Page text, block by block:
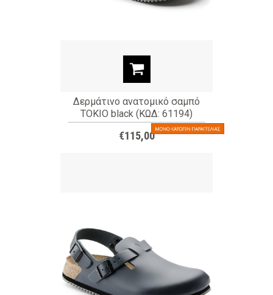
Δερμάτινο ανατομικό σαμπό
TOKIO black (ΚΩΔ: 61194)
€115,00